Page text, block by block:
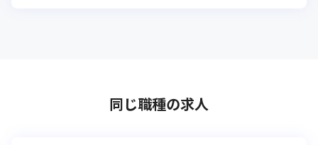
同じ職種の求人